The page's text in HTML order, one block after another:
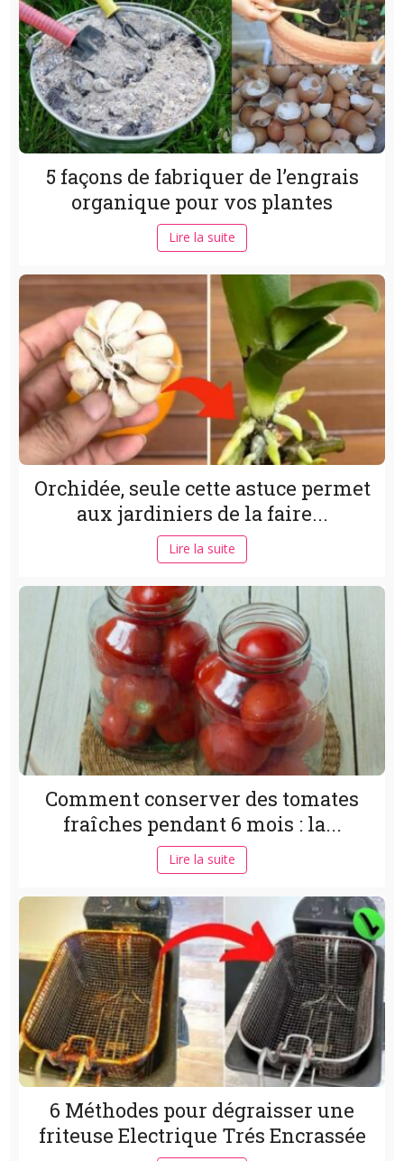
5 façons de fabriquer de l’engrais
organique pour vos plantes
Lire la suite
Orchidée, seule cette astuce permet
aux jardiniers de la faire...
Lire la suite
Comment conserver des tomates
fraîches pendant 6 mois : la...
Lire la suite
6 Méthodes pour dégraisser une
friteuse Electrique Trés Encrassée